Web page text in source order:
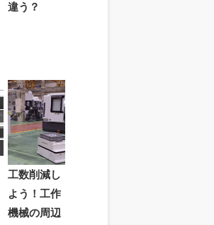
違う？
工数削減し
よう！工作
機械の周辺